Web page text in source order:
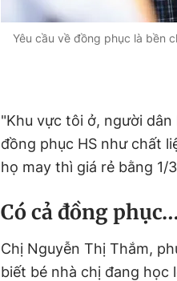
Yêu cầu về đồng phục là bền
"Khu vực tôi ở, người dân
đồng phục HS như chất
họ may thì giá rẻ bằng 1/
Có cả đồng
Chị Nguyễn Thị Thắm,
biết bé nhà chị đang học